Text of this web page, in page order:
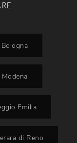
Emilia
di Reno